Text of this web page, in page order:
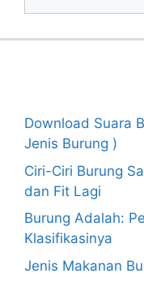
for:
Download Suara
Jenis Burung )
Ciri-Ciri Burung
dan Fit Lagi
Burung Adalah:
Klasifikasinya
Jenis Makanan